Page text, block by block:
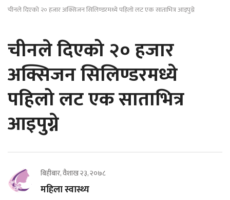
चीनले दिएको २० हजार अक्सिजन सिलिण्डरमध्ये पहिलो लट एक साताभित्र आइपुग्ने
चीनले दिएको २० हजार
अक्सिजन सिलिण्डरमध्ये
पहिलो लट एक साताभित्र
आइपुग्ने
बिहीबार, वैशाख २३, २०७८
महिला स्वास्थ्य